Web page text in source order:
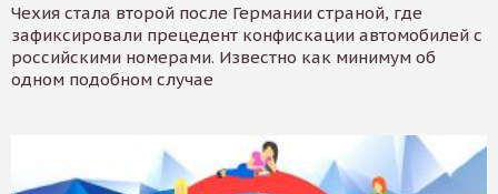
Чехия стала второй после Германии страной, где
зафиксировали прецедент конфискации автомобилей с
российскими номерами. Известно как минимум об
одном подобном случае